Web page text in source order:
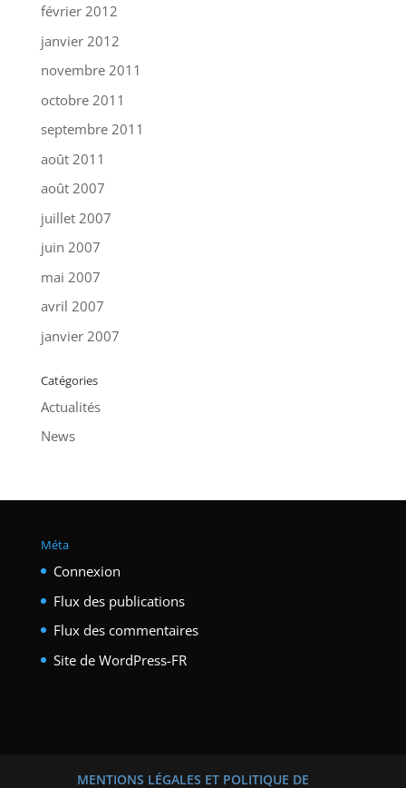
février 2012
janvier 2012
novembre 2011
octobre 2011
septembre 2011
août 2011
août 2007
juillet 2007
juin 2007
mai 2007
avril 2007
janvier 2007
Catégories
Actualités
News
Méta
Connexion
Flux des publications
Flux des commentaires
Site de WordPress-FR
MENTIONS LÉGALES ET POLITIQUE DE